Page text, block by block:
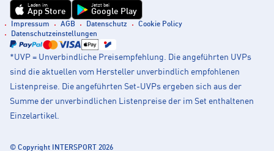
Laden im
App Store
Jetzt bei
Google Play
Impressum AGB Datenschutz
Cookie Policy
Datenschutzeinstellungen
*UVP = Unverbindliche Preisempfehlung. Die angeführten UVPs
sind die aktuellen vom Hersteller unverbindlich empfohlenen
Listenpreise. Die angeführten Set-UVPs ergeben sich aus der
Summe der unverbindlichen Listenpreise der im Set enthaltenen
Einzelartikel.
© Copyright INTERSPORT 2026